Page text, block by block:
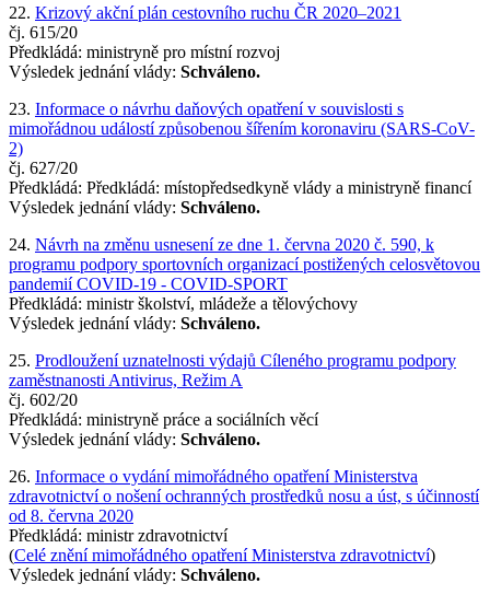
22. Krizový akční plán cestovního ruchu ČR 2020–2021
čj. 615/20
Předkládá: ministryně pro místní rozvoj
Výsledek jednání vlády: Schváleno.
23. Informace o návrhu daňových opatření v souvislosti s
mimořádnou událostí způsobenou šířením koronaviru (SARS-CoV-
2)
čj. 627/20
Předkládá: Předkládá: místopředsedkyně vlády a ministryně financí
Výsledek jednání vlády: Schváleno.
24. Návrh na změnu usnesení ze dne 1. června 2020 č. 590, k
programu podpory sportovních organizací postižených celosvětovou
pandemií COVID-19 - COVID-SPORT
Předkládá: ministr školství, mládeže a tělovýchovy
Výsledek jednání vlády: Schváleno.
25. Prodloužení uznatelnosti výdajů Cíleného programu podpory
zaměstnanosti Antivirus, Režim A
čj. 602/20
Předkládá: ministryně práce a sociálních věcí
Výsledek jednání vlády: Schváleno.
26. Informace o vydání mimořádného opatření Ministerstva
zdravotnictví o nošení ochranných prostředků nosu a úst, s účinností
od 8. června 2020
Předkládá: ministr zdravotnictví
(Celé znění mimořádného opatření Ministerstva zdravotnictví)
Výsledek jednání vlády: Schváleno.